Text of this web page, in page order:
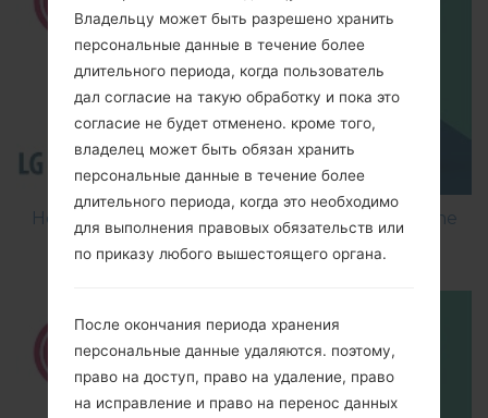
How to Flash Stock Firmware on LG Smartphone
using LG Flash Tool 2014?
Владельцу может быть разрешено хранить
персональные данные в течение более
длительного периода, когда пользователь
дал согласие на такую обработку и пока это
согласие не будет отменено. кроме того,
владелец может быть обязан хранить
персональные данные в течение более
длительного периода, когда это необходимо
для выполнения правовых обязательств или
по приказу любого вышестоящего органа.
После окончания периода хранения
персональные данные удаляются. поэтому,
право на доступ, право на удаление, право
на исправление и право на перенос данных